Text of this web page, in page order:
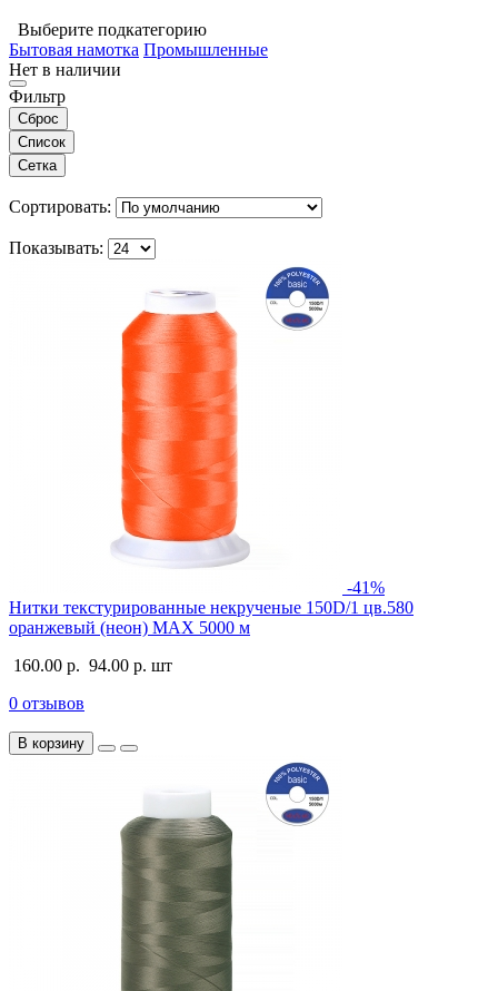
Выберите подкатегорию
Бытовая намотка Промышленные
Нет в наличии
Фильтр
Сброс
Список
Сетка
Сортировать:
Показывать:
-41%
Нитки текстурированные некрученые 150D/1 цв.580
оранжевый (неон) MAX 5000 м
160.00 р. 94.00 р. шт
0 отзывов
В корзину